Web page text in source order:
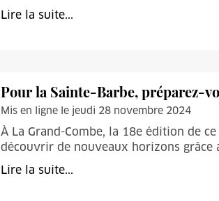
Lire la suite...
Pour la Sainte-Barbe, préparez-
Mis en ligne le jeudi 28 novembre 2024
À La Grand-Combe, la 18e édition de
découvrir de nouveaux horizons grâce
Lire la suite...